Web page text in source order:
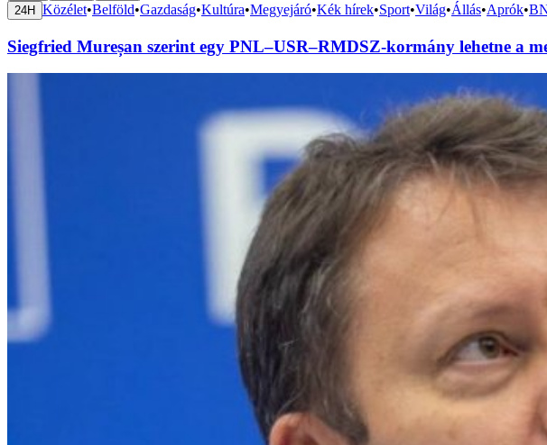
24H Közélet•Belföld•Gazdaság•Kultúra•Megyejáró•Kék hírek•Sport•Világ•Állás•Aprók•
Siegfried Mureșan szerint egy PNL–USR–RMDSZ-kormány lehetne a